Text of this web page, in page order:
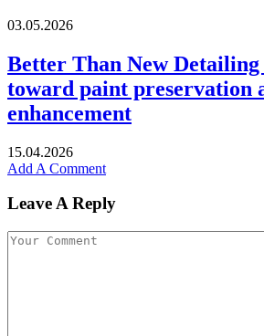
03.05.2026
Better Than New
toward paint preservation
enhancement
15.04.2026
Add A Comment
Leave A Reply